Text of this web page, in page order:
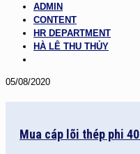
ADMIN
CONTENT
HR DEPARTMENT
HÀ LÊ THU THỦY
05/08/2020
Mua cáp lõi thép phi